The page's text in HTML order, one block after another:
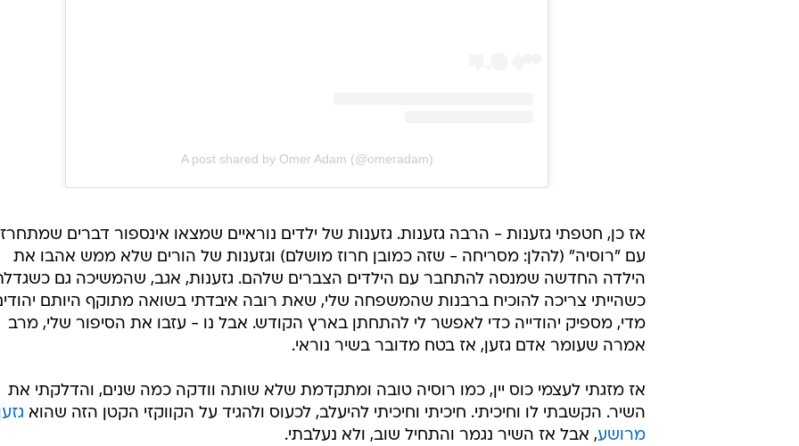
A post shared by Omer Adam (@omeradam)
אז כן, חטפתי גזענות - הרבה גזענות. גזענות של ילדים נוראיים שמצאו אינספור דברים
עם "רוסיה" (להלן: מסריחה - שזה כמובן חרוז מושלם) וגזענות של הורים שלא ממש אהבו את
הילדה החדשה שמנסה להתחבר עם הילדים הצברים שלהם. גזענות, אגב, שהמשיכה גם
כשהייתי צריכה להוכיח ברבנות שהמשפחה שלי, שאת רובה איבדתי בשואה מתוקף היותם
מדי, מספיק יהודייה כדי לאפשר לי להתחתן בארץ הקודש. אבל נו - עזבו את הסיפור שלי, מרב
אמרה שעומר אדם גזען, אז בטח מדובר בשיר נוראי.
אז מזגתי לעצמי כוס יין, כמו רוסיה טובה ומתקדמת שלא שותה וודקה כמה שנים, והדלקתי את
השיר. הקשבתי לו וחיכיתי. חיכיתי וחיכיתי להיעלב, לכעוס ולהגיד על הקווקזי הקטן הזה שהוא
מרושע, אבל אז השיר נגמר והתחיל שוב, ולא נעלבתי.